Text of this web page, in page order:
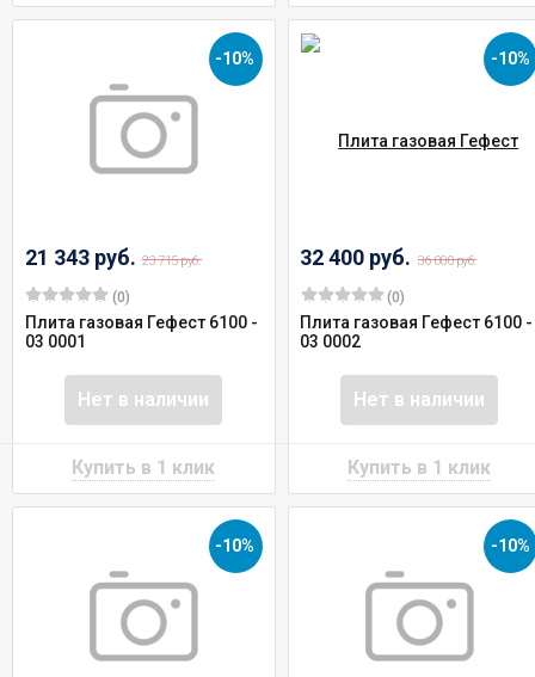
-10%
21 343 руб. 23 715 руб.
(0)
Плита газовая Гефест 6100 -
03 0001
Нет в наличии
-10%
32 400 руб. 36 000 руб.
(0)
Плита газовая Гефест 6100 -
03 0002
Нет в наличии
-10% -10%